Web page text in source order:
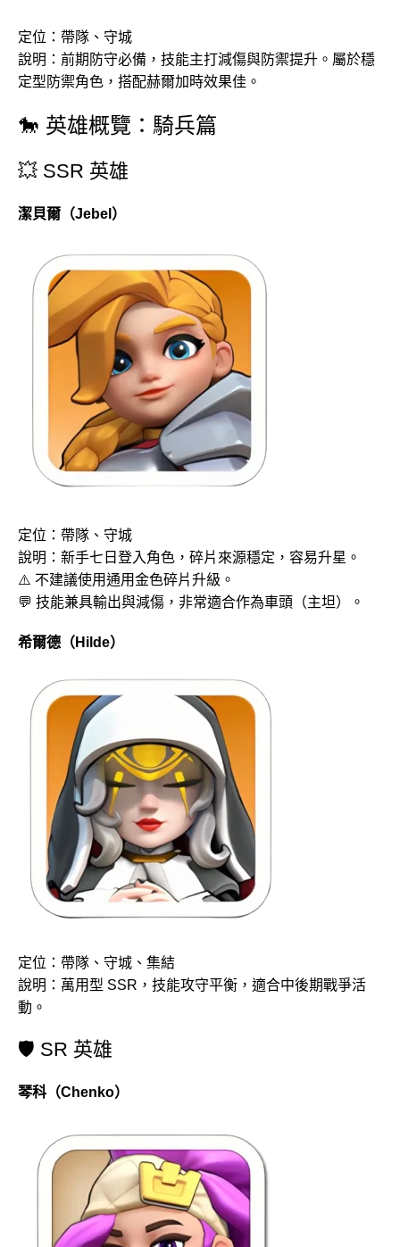
定位：帶隊、守城
說明：前期防守必備，技能主打減傷與防禦提升。屬於穩
定型防禦角色，搭配赫爾加時效果佳。
🐎 英雄概覽：騎兵篇
💥 SSR 英雄
潔貝爾（Jebel）
定位：帶隊、守城
說明：新手七日登入角色，碎片來源穩定，容易升星。
⚠️ 不建議使用通用金色碎片升級。
💬 技能兼具輸出與減傷，非常適合作為車頭（主坦）。
希爾德（Hilde）
定位：帶隊、守城、集結
說明：萬用型 SSR，技能攻守平衡，適合中後期戰爭活
動。
🛡️ SR 英雄
琴科（Chenko）